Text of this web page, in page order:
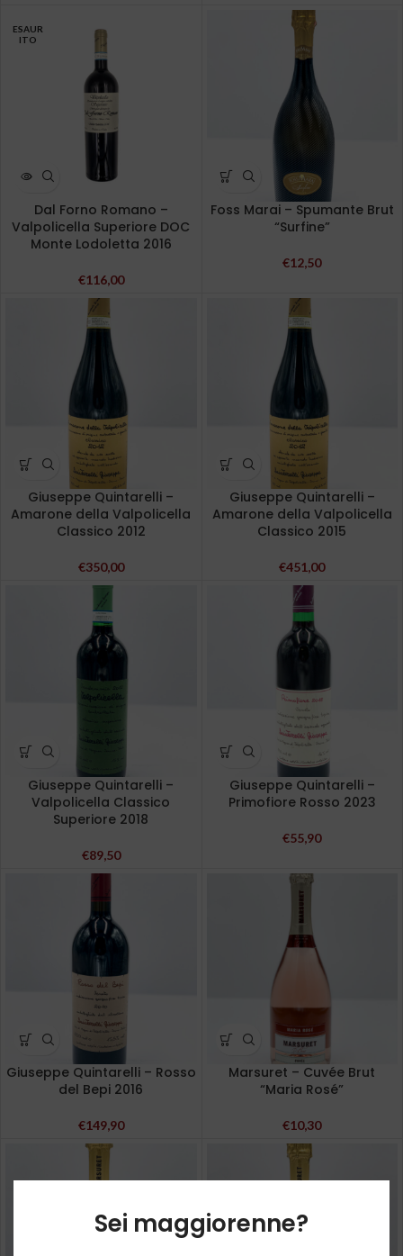
Sei maggiorenne?
ESAUR
ITO
Dal Forno Romano –
Valpolicella Superiore DOC
Monte Lodoletta 2016
€116,00
Foss Marai – Spumante Brut
“Surfine”
€12,50
Giuseppe Quintarelli –
Amarone della Valpolicella
Classico 2012
€350,00
Giuseppe Quintarelli –
Amarone della Valpolicella
Classico 2015
€451,00
Giuseppe Quintarelli –
Valpolicella Classico
Superiore 2018
€89,50
Giuseppe Quintarelli –
Primofiore Rosso 2023
€55,90
Giuseppe Quintarelli – Rosso
del Bepi 2016
€149,90
Marsuret – Cuvée Brut
“Maria Rosé”
€10,30